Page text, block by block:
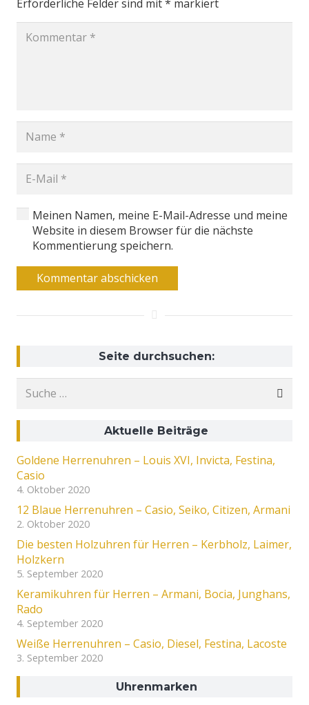
Erforderliche Felder sind mit* markiert
Meinen Namen, meine E-Mail-Adresse und meine
Website in diesem Browser für die nächste
Kommentierung speichern.
Kommentar abschicken
Seite durchsuchen:
nach:
Aktuelle Beiträge
Goldene Herrenuhren – Louis XVI, Invicta, Festina,
Casio
4. Oktober 2020
12 Blaue Herrenuhren – Casio, Seiko, Citizen, Armani
2. Oktober 2020
Die besten Holzuhren für Herren – Kerbholz, Laimer,
Holzkern
5. September 2020
Keramikuhren für Herren – Armani, Bocia, Junghans,
Rado
4. September 2020
Weiße Herrenuhren – Casio, Diesel, Festina, Lacoste
3. September 2020
Uhrenmarken